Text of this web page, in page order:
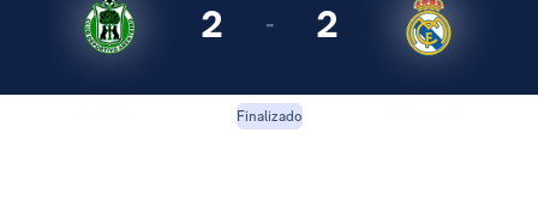
2 - 2
Finalizado